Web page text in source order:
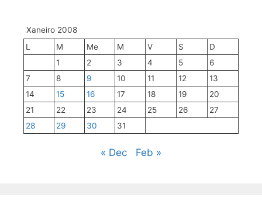
Xaneiro 2008
L
M Me M V S
D
1
2 3 4 5
6
7
8 9 10 11 12
13
14
15 16 17 18 19
20
21
22 23 24 25 26
27
28
29 30 31
« Dec Feb »